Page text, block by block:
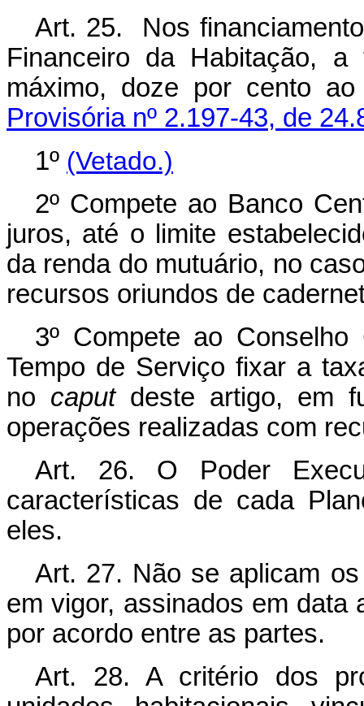
Art. 25. Nos
Financeiro da Habitação,
máximo, doze por cento
Provisória nº 2.197-43, de
1º (Vetado.)
2º Compete ao Banco
juros, até o limite
da renda do mutuário, no
recursos oriundos de
3º Compete ao
Tempo de Serviço fixar a
no caputdeste artigo, em
operações realizadas com
Art. 26. O Poder
características de cada
eles.
Art. 27. Não se aplicam
em vigor, assinados em data
por acordo entre as partes.
Art. 28. A critério dos